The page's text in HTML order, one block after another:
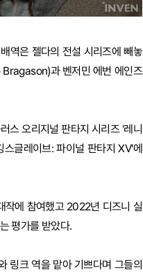
역은 젤다의 전설 시리즈에 빼놓
Bragason)과 벤저민 에번 에인즈
스 오리지널 판타지 시리즈 '레니
글레이브: 파이널 판타지 XV'에
작에 참여했고 2022년 디즈니 실
평가를 받았다.
링크 역을 맡아 기쁘다며 그들의